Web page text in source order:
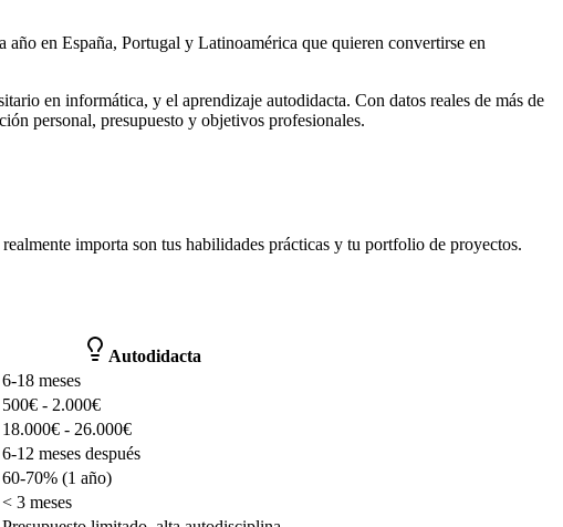
año en España, Portugal y Latinoamérica que quieren convertirse en
en informática, y el aprendizaje autodidacta. Con datos reales de más de
personal, presupuesto y objetivos profesionales.
importa son tus habilidades prácticas y tu portfolio de proyectos.
Autodidacta
6-18 meses
500€ - 2.000€
18.000€ - 26.000€
6-12 meses después
60-70% (1 año)
< 3 meses